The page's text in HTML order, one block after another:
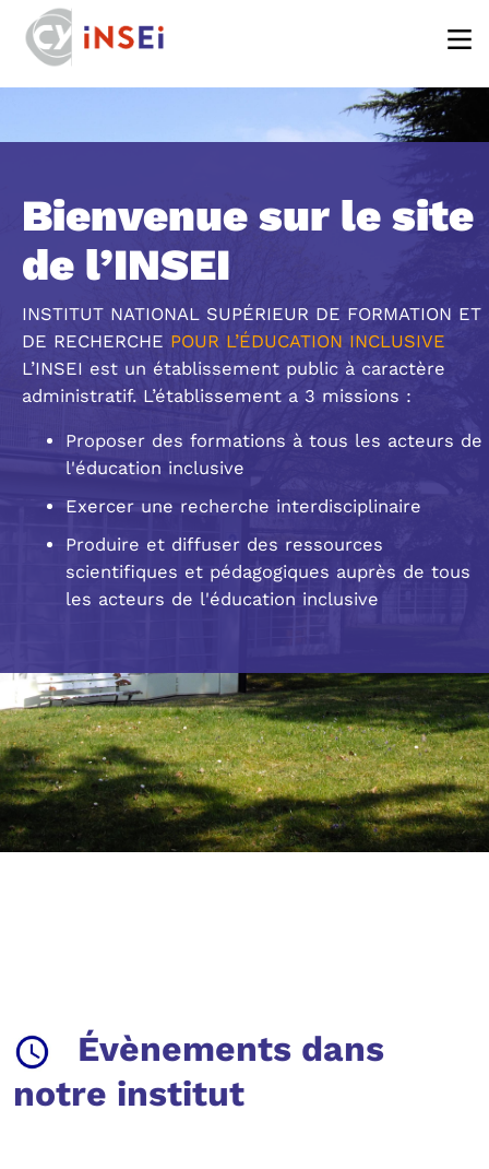
Bienvenue sur le site
de l’INSEI
INSTITUT NATIONAL SUPÉRIEUR DE FORMATION ET
DE RECHERCHE POUR L’ÉDUCATION INCLUSIVE
L’INSEI est un établissement public à caractère
administratif. L’établissement a 3 missions :
Proposer des formations à tous les acteurs de
l'éducation inclusive
Exercer une recherche interdisciplinaire
Produire et diffuser des ressources
scientifiques et pédagogiques auprès de tous
les acteurs de l'éducation inclusive
Évènements dans
notre institut